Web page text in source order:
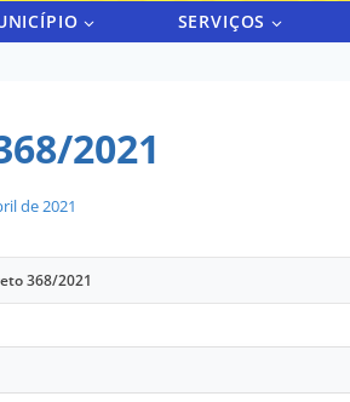
SERVIÇOS
2021
de 2021
368/2021